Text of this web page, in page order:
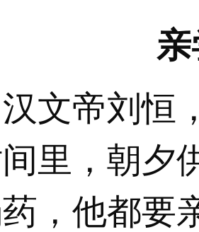
帝刘恒，
里，朝夕
，他都要